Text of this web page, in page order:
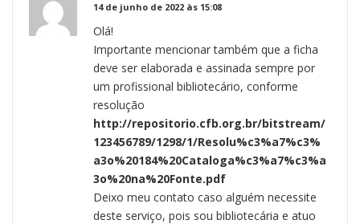
14 de junho de 2022 às 15:08
Olá!
Importante mencionar também que a ficha
deve ser elaborada e assinada sempre por
um profissional bibliotecário, conforme
resolução
http://repositorio.cfb.org.br/bitstream/
123456789/1298/1/Resolu%c3%a7%c3%
a3o%20184%20Cataloga%c3%a7%c3%a
3o%20na%20Fonte.pdf
Deixo meu contato caso alguém necessite
deste serviço, pois sou bibliotecária e atuo